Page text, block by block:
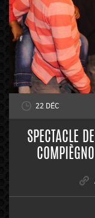
22 DÉC
SPECTACLE